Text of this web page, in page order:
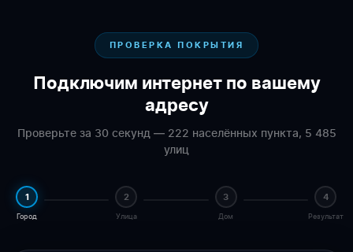
ПРОВЕРКА ПОКРЫТИЯ
Подключим интернет по вашему
адресу
Проверьте за 30 секунд — 222 населённых пункта, 5 485
улиц
1
Город
2
Улица
3
Дом
4
Результат